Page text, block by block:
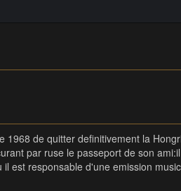
de quitter definitivement la
par ruse le passeport de son
est responsable d'une emission